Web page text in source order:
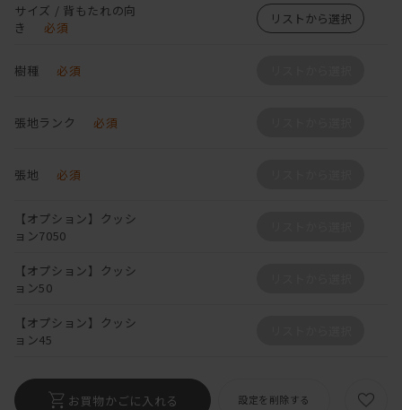
サイズ / 背もたれの向
き
必須 リストから選択
樹種 必須
張地ランク 必須
張地 必須
【オプション】クッシ
ョン7050
【オプション】クッシ
ョン50
【オプション】クッシ
ョン45
お買物かごに入れる 設定を削除する